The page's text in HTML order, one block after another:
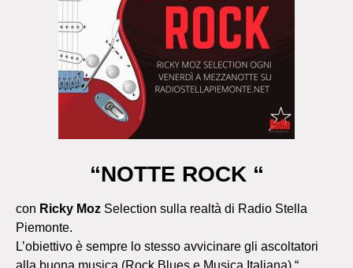
“NOTTE ROCK “
con Ricky Moz Selection sulla realtà di Radio Stella
Piemonte.
L’obiettivo è sempre lo stesso avvicinare gli ascoltatori
alla buona musica (Rock,Blues e Musica Italiana) “